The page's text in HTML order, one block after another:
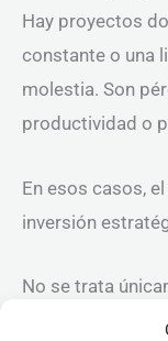
Hay proyectos
constante o una
molestia. Son
productividad o
En esos casos,
inversión
No se trata
trata de tener